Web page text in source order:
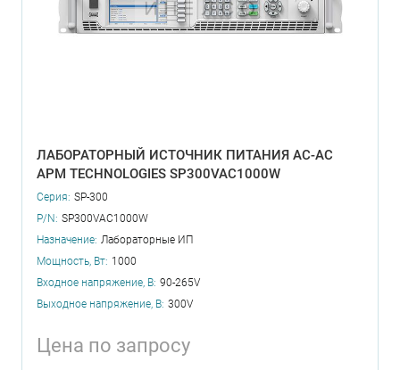
ЛАБОРАТОРНЫЙ ИСТОЧНИК ПИТАНИЯ AC-AC
APM TECHNOLOGIES SP300VAC1000W
Серия: SP-300
P/N: SP300VAC1000W
Назначение: Лабораторные ИП
Мощность, Вт: 1000
Входное напряжение, В: 90-265V
Выходное напряжение, В: 300V
Цена по запросу